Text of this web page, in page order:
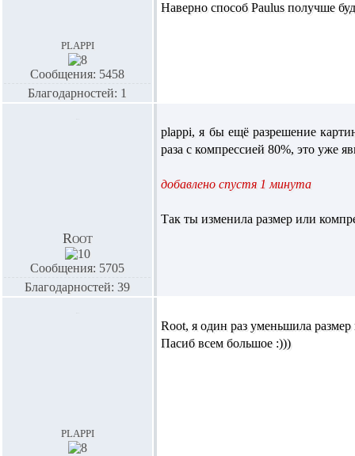
plappi
Сообщения: 5458
Благодарностей: 1
Наверно способ Paulus получше
Root
Сообщения: 5705
Благодарностей: 39
plappi,я бы ещё разрешение
раза с компрессией 80%, это уже
добавлено спустя 1 минута
Так ты изменила размер или
plappi
Root, я один раз уменьшила
Пасиб всем большое :)))